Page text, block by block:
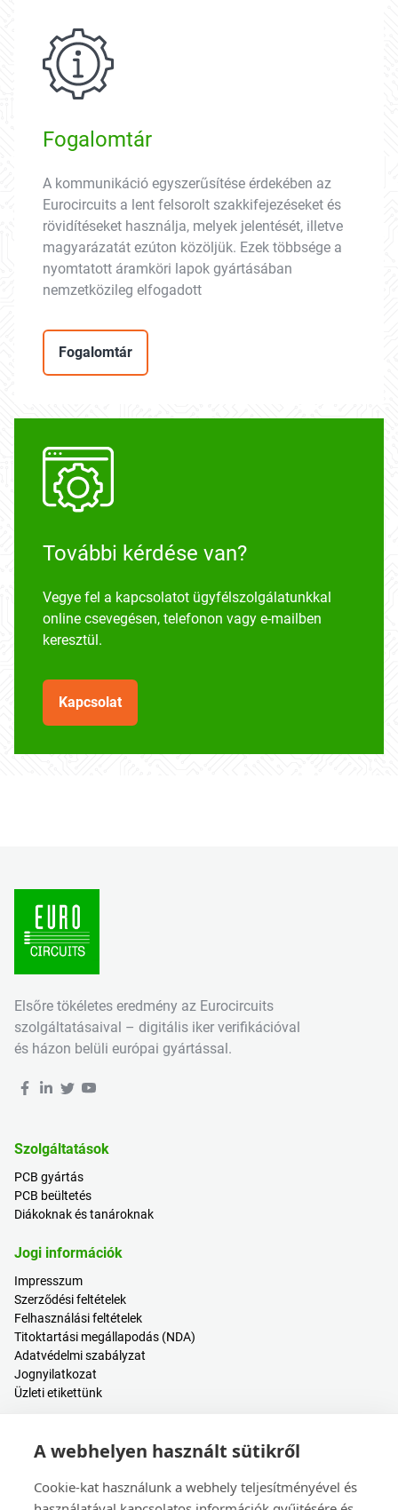
Fogalomtár
A kommunikáció egyszerűsítése érdekében az
Eurocircuits a lent felsorolt szakkifejezéseket és
rövidítéseket használja, melyek jelentését, illetve
magyarázatát ezúton közöljük. Ezek többsége a
nyomtatott áramköri lapok gyártásában
nemzetközileg elfogadott
Fogalomtár
További kérdése van?
Vegye fel a kapcsolatot ügyfélszolgálatunkkal
online csevegésen, telefonon vagy e-mailben
keresztül.
Kapcsolat
Elsőre tökéletes eredmény az Eurocircuits
szolgáltatásaival – digitális iker verifikációval
és házon belüli európai gyártással.
Szolgáltatások
PCB gyártás
PCB beültetés
Diákoknak és tanároknak
Jogi információk
Impresszum
Szerződési feltételek
Felhasználási feltételek
Titoktartási megállapodás (NDA)
Adatvédelmi szabályzat
Jognyilatkozat
Üzleti etikettünk
Árkalkulátor
Bejelentkezés / Regisztráció
Súgóközpont
A webhelyen használt sütikről
Cookie-kat használunk a webhely teljesítményével és